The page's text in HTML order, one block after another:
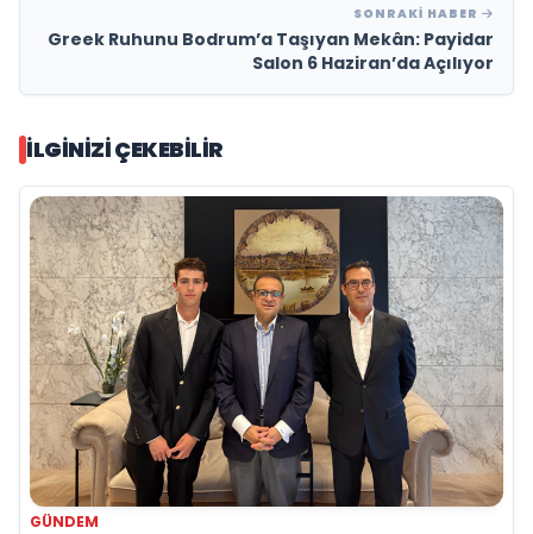
SONRAKI HABER
Greek Ruhunu Bodrum’a Taşıyan Mekân: Payidar
Salon 6 Haziran’da Açılıyor
İLGINIZI ÇEKEBILIR
GÜNDEM